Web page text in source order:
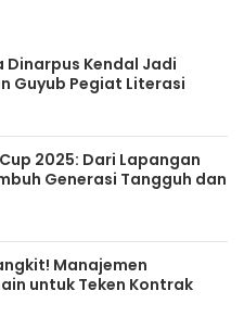
Dinarpus Kendal Jadi
Guyub Pegiat Literasi
2025: Dari Lapangan
Generasi Tangguh dan
Manajemen
untuk Teken Kontrak